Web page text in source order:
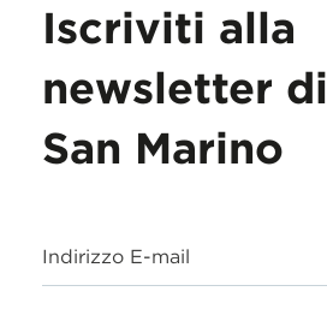
Iscriviti alla
newsletter
San Marino
Indirizzo E-mail